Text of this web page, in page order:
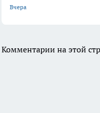
Вчера
Комментарии на этой